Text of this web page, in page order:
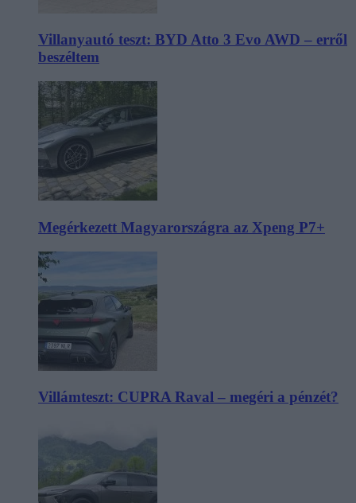
Villanyautó teszt: BYD Atto 3 Evo AWD – erről
beszéltem
Megérkezett Magyarországra az Xpeng P7+
Villámteszt: CUPRA Raval – megéri a pénzét?